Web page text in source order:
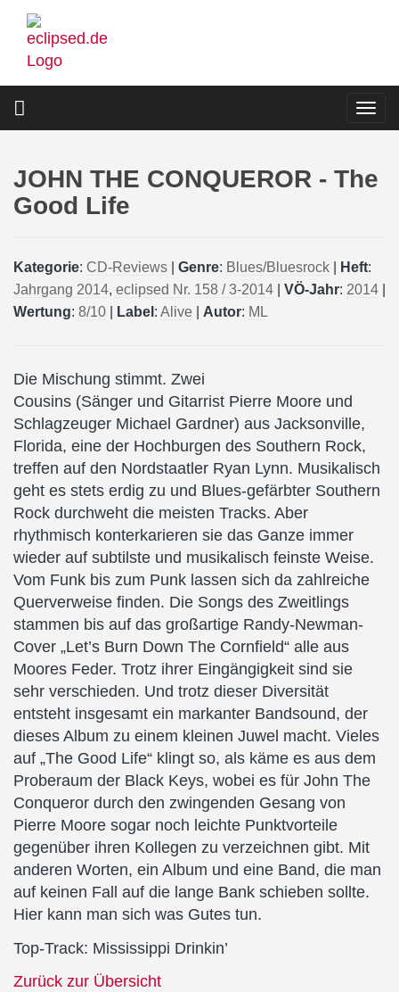
Direkt
zum
Inhalt
JOHN THE CONQUEROR - The
Good Life
Kategorie: CD-Reviews Genre: Blues/Bluesrock Heft:
Jahrgang 2014, eclipsed Nr. 158 / 3-2014 VÖ-Jahr: 2014
Wertung: 8/10 Label : Alive Autor: ML
Die Mischung stimmt. Zwei
Cousins (Sänger und Gitarrist Pierre Moore und
Schlagzeuger Michael Gardner) aus Jacksonville,
Florida, eine der Hochburgen des Southern Rock,
treffen auf den Nordstaatler Ryan Lynn. Musikalisch
geht es stets erdig zu und Blues-gefärbter Southern
Rock durchweht die meisten Tracks. Aber
rhythmisch konterkarieren sie das Ganze immer
wieder auf subtilste und musikalisch feinste Weise.
Vom Funk bis zum Punk lassen sich da zahlreiche
Querverweise finden. Die Songs des Zweitlings
stammen bis auf das großartige Randy-Newman-
Cover „Let’s Burn Down The Cornfield“ alle aus
Moores Feder. Trotz ihrer Eingängigkeit sind sie
sehr verschieden. Und trotz dieser Diversität
entsteht insgesamt ein markanter Bandsound, der
dieses Album zu einem kleinen Juwel macht. Vieles
auf „The Good Life“ klingt so, als käme es aus dem
Proberaum der Black Keys, wobei es für John The
Conqueror durch den zwingenden Gesang von
Pierre Moore sogar noch leichte Punktvorteile
gegenüber ihren Kollegen zu verzeichnen gibt. Mit
anderen Worten, ein Album und eine Band, die man
auf keinen Fall auf die lange Bank schieben sollte.
Hier kann man sich was Gutes tun.
Top-Track: Mississippi Drinkin’
Zurück zur Übersicht